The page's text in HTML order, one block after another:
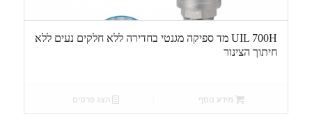
UIL 700H מד ספיקה מגנטי בחדירה ללא חלקים נעים ללא
חיתוך הצינור
מידע נוסף הצג פרטים